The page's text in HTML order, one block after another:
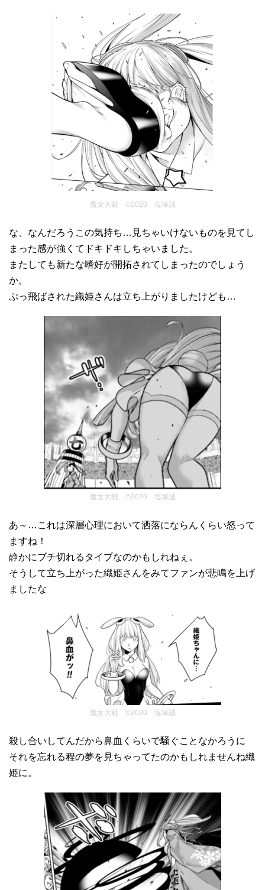
魔女大戦 ©2020 塩塚誠
な、なんだろうこの気持ち…見ちゃいけないものを見てし
まった感が強くてドキドキしちゃいました。
またしても新たな嗜好が開拓されてしまったのでしょう
か。
ぶっ飛ばされた織姫さんは立ち上がりましたけども…
魔女大戦 ©2020 塩塚誠
あ～…これは深層心理において洒落にならんくらい怒って
ますね！
静かにブチ切れるタイプなのかもしれねぇ。
そうして立ち上がった織姫さんをみてファンが悲鳴を上げ
ましたな
魔女大戦 ©2020 塩塚誠
殺し合いしてんだから鼻血くらいで騒ぐことなかろうに
それを忘れる程の夢を見ちゃってたのかもしれませんね織
姫に。